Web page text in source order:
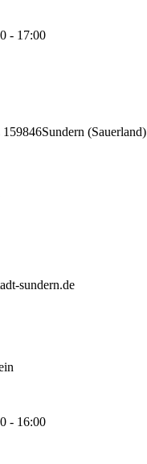
- 17:00
59846Sundern (Sauerland)
sundern.de
- 16:00